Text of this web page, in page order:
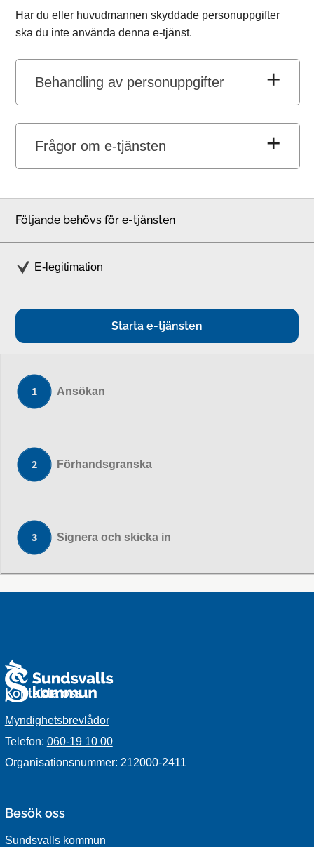
Har du eller huvudmannen skyddade personuppgifter
ska du inte använda denna e-tjänst.
Behandling av personuppgifter
Frågor om e-tjänsten
Följande behövs för e-tjänsten
E-legitimation
Starta e-tjänsten
Ansökan
Förhandsgranska
Signera och skicka in
Kontakta oss
Myndighetsbrevlådor
Telefon: 060-19 10 00
Organisationsnummer: 212000-2411
Besök oss
Sundsvalls kommun